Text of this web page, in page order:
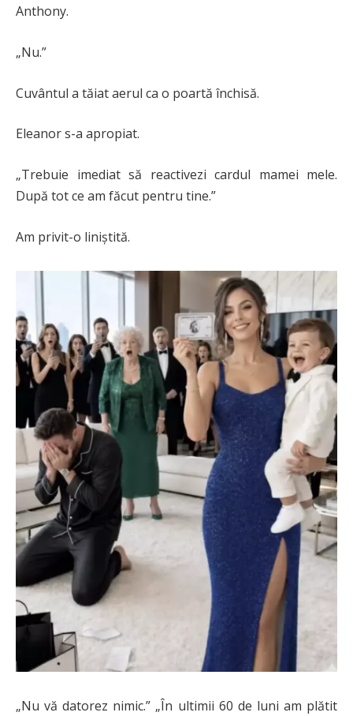
Anthony.
„Nu.”
Cuvântul a tăiat aerul ca o poartă închisă.
Eleanor s-a apropiat.
„Trebuie imediat să reactivezi cardul mamei mele.
După tot ce am făcut pentru tine.”
Am privit-o liniștită.
„Nu vă datorez nimic.” „În ultimii 60 de luni am plătit